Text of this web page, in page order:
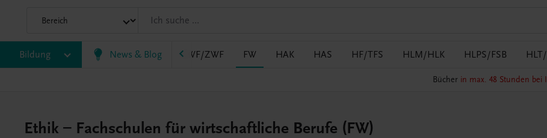
Bildung News & Blog
BAFEP/BASOP BRP BS EWF/ZWF FW HAK HAS HF/TFS HLM/HLK HLPS/FSB
Bücher in max. 48 Stunden bei
Ethik – Fachschulen für wirtschaftliche Berufe (FW)